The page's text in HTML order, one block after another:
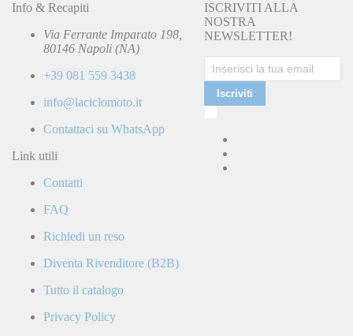
Info & Recapiti
Via Ferrante Imparato 198,
80146 Napoli (NA)
+39 081 559 3438
info@laciclomoto.it
Contattaci su WhatsApp
Link utili
Contatti
FAQ
Richiedi un reso
Diventa Rivenditore (B2B)
Tutto il catalogo
Privacy Policy
ISCRIVITI ALLA
NOSTRA
NEWSLETTER!
Iscriviti
e
accetto
la